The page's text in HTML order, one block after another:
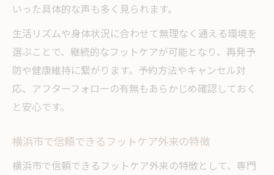
いった具体的な声も多く見られます。
生活リズムや身体状況に合わせて無理なく通える環境を
選ぶことで、継続的なフットケアが可能となり、再発予
防や健康維持に繋がります。予約方法やキャンセル対
応、アフターフォローの有無もあらかじめ確認しておく
と安心です。
横浜市で信頼できるフットケア外来の特徴
横浜市で信頼できるフットケア外来の特徴として、専門